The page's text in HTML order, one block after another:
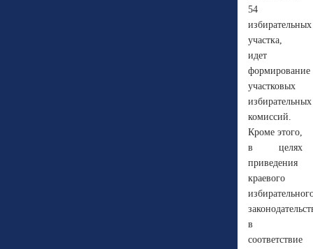
54
избирательных
участка,
идет
формирование
участковых
избирательных
комиссий.
Кроме этого,
в целях
приведения
краевого
в
соответствие